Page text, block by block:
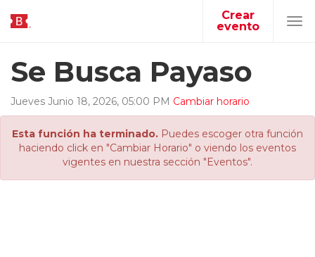
Crear
evento
Se Busca Payaso
Jueves Junio 18, 2026, 05:00 PM Cambiar horario
Esta función ha terminado. Puedes escoger otra función
haciendo click en "Cambiar Horario" o viendo los eventos
vigentes en nuestra sección "Eventos".